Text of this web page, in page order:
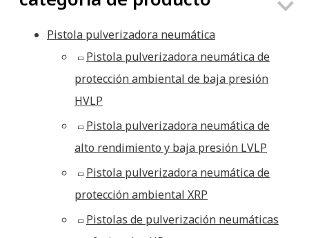
Pistola pulverizadora neumática
Pistola pulverizadora neumática de
protección ambiental de baja presión
HVLP
Pistola pulverizadora neumática de
alto rendimiento y baja presión LVLP
Pistola pulverizadora neumática de
protección ambiental XRP
Pistolas de pulverización neumáticas